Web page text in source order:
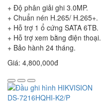
+ Độ phân giải ghi 3.0MP.
+ Chuẩn nén H.265/ H.265+.
+ Hỗ trợ 1 ổ cứng SATA 6TB.
+ Hỗ trợ xem bằng điện thoại.
+ Bảo hành 24 tháng.
Giá: 4,800,000đ